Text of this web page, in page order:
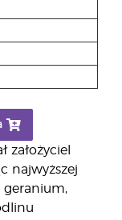
założyciel
najwyższej
geranium,